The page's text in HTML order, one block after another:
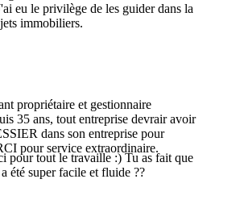
eu le privilège de les guider dans la
immobiliers.
propriétaire et gestionnaire
35 ans, tout entreprise devrair avoir
dans son entreprise pour
pour service extraordinaire.
pour tout le travaille :) Tu as fait que
été super facile et fluide ??